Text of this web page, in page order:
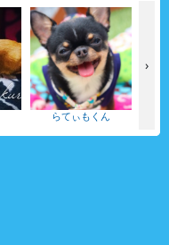
らてぃもくん
›